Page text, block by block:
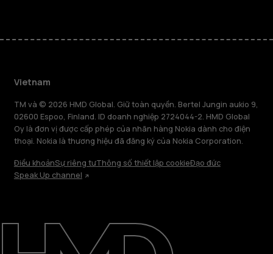
Giới thiệu
Sửa chữa, tái sử dụng, tái chế
Vietnam
TM và © 2026 HMD Global. Giữ toàn quyền. Bertel Jungin aukio 9,
02600 Espoo, Finland. ID doanh nghiệp 2724044-2. HMD Global
Oy là đơn vị được cấp phép của nhãn hàng Nokia dành cho điện
thoại. Nokia là thương hiệu đã đăng ký của Nokia Corporation.
Điều khoảnSự riêng tưThông số thiết lập cookieĐạo đức
Speak Up channel